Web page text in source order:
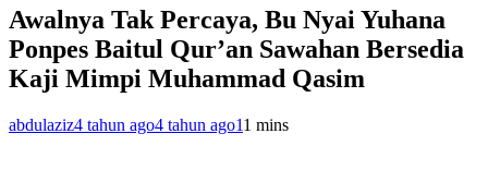
Awalnya Tak Percaya, Bu Nyai Yuhana
Ponpes Baitul Qur’an Sawahan Bersedia
Kaji Mimpi Muhammad Qasim
abdulaziz4 tahun ago4 tahun ago11 mins